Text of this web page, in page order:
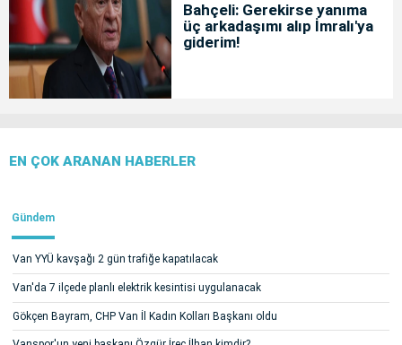
Bahçeli: Gerekirse yanıma
üç arkadaşımı alıp İmralı'ya
giderim!
EN ÇOK ARANAN HABERLER
Gündem
Van YYÜ kavşağı 2 gün trafiğe kapatılacak
Van'da 7 ilçede planlı elektrik kesintisi uygulanacak
Gökçen Bayram, CHP Van İl Kadın Kolları Başkanı oldu